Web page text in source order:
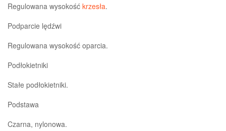
Regulowana wysokość krzesła.
Podparcie lędźwi
Regulowana wysokość oparcia.
Podłokietniki
Stałe podłokietniki.
Podstawa
Czarna, nylonowa.